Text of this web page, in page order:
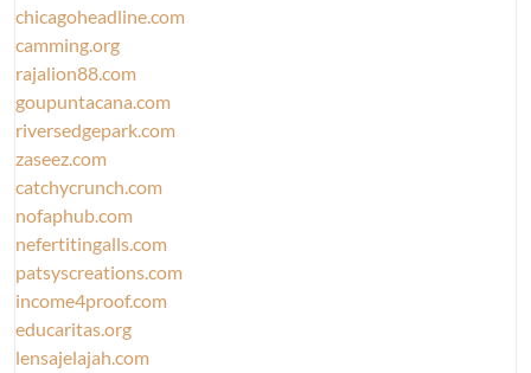
chicagoheadline.com
camming.org
rajalion88.com
goupuntacana.com
riversedgepark.com
zaseez.com
catchycrunch.com
nofaphub.com
nefertitingalls.com
patsyscreations.com
income4proof.com
educaritas.org
lensajelajah.com